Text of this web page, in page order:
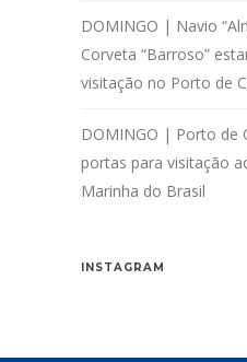
DOMINGO | Navio
Corveta “Barroso”
visitação no Porto de
DOMINGO | Porto de
portas para visitação
Marinha do Brasil
INSTAGRAM